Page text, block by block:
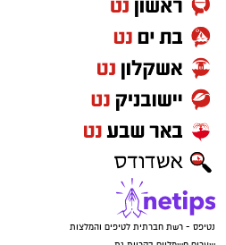
יש לכם מידע חשוב שטרם
חדשותי? מצאתם טעות
אותנו
נטיפס - רשת חברתית לטיפים והמלצות